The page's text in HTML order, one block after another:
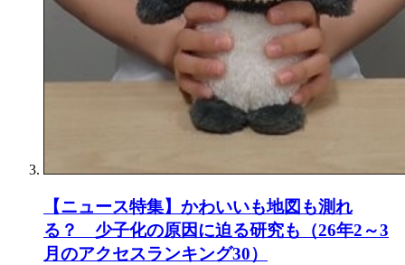
【ニュース特集】かわいいも地図も測れ
る？ 少子化の原因に迫る研究も（26年2～3
月のアクセスランキング30）